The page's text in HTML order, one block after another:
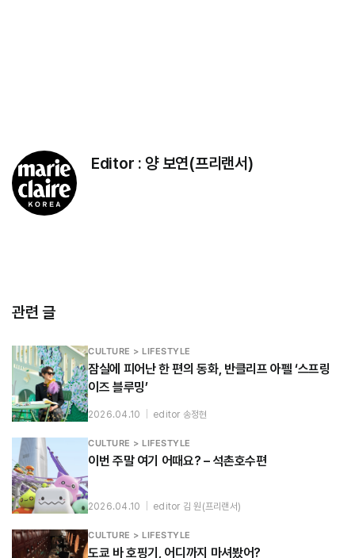
Editor : 양 보연(프리랜서)
관련 글
CULTURE > LIFESTYLE
잠실에 피어난 한 편의 동화, 반클리프 아펠 ‘스프링
이즈 블루밍’
2026.04.10 editor 송정현
CULTURE > LIFESTYLE
이번 주말 여기 어때요? – 석촌호수편
2026.04.10 editor 김 원(프리랜서)
CULTURE > LIFESTYLE
도쿄 바 호핑기, 어디까지 마셔봤어?